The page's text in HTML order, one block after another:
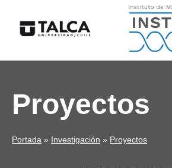
Proyectos
Portada » Investigación » Proyectos